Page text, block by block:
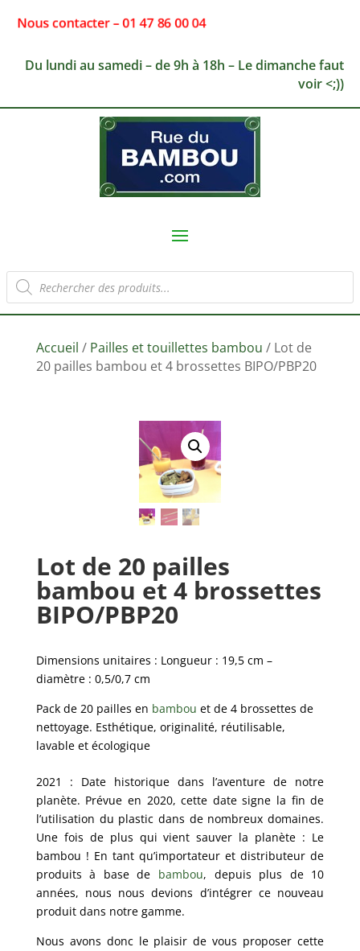
Nous contacter – 01 47 86 00 04
Du lundi au samedi – de 9h à 18h – Le dimanche faut
voir <;))
Recherche
de
produits
Accueil / Pailles et touillettes bambou / Lot de
20 pailles bambou et 4 brossettes BIPO/PBP20
Lot de 20 pailles
bambou et 4 brossettes
BIPO/PBP20
Dimensions unitaires : Longueur : 19,5 cm –
diamètre : 0,5/0,7 cm
Pack de 20 pailles en bambou et de 4 brossettes de
nettoyage. Esthétique, originalité, réutilisable,
lavable et écologique
2021 : Date historique dans l’aventure de notre
planète. Prévue en 2020, cette date signe la fin de
l’utilisation du plastic dans de nombreux domaines.
Une fois de plus qui vient sauver la planète : Le
bambou ! En tant qu’importateur et distributeur de
produits à base de bambou, depuis plus de 10
années, nous nous devions d’intégrer ce nouveau
produit dans notre gamme.
Nous avons donc le plaisir de vous proposer cette